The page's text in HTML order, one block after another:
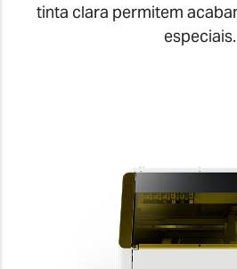
tinta clara permitem
especiais.